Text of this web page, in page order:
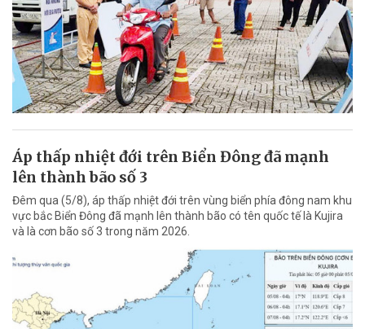
Áp thấp nhiệt đới trên Biển Đông đã mạnh
lên thành bão số 3
Đêm qua (5/8), áp thấp nhiệt đới trên vùng biển phía đông nam khu
vực bắc Biển Đông đã mạnh lên thành bão có tên quốc tế là Kujira
và là cơn bão số 3 trong năm 2026.